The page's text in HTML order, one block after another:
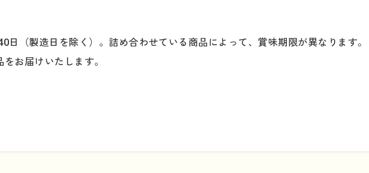
日（製造日を除く）。詰め合わせている商品によって、賞味期限が異なります
お届けいたします。